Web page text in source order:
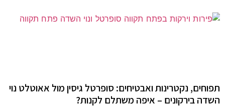
תפוחים, נקטרינות ואבטיחים: סופרטל גיסין מול אאוטלט נוי
השדה בירקונים – איפה משתלם לקנות?